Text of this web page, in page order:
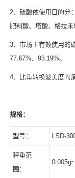
2、硫酸依使用目的分
肥料酸、塔酸、格拉未
3、市场上有效使用的
77.67%、93.19%。
4、比重转换波美度的
规格：
型号： LSD-
秤重范
围：